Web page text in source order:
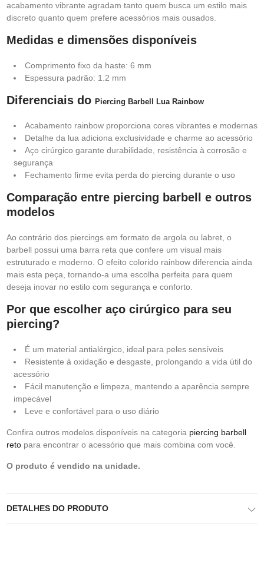
acabamento vibrante agradam tanto quem busca um estilo mais
discreto quanto quem prefere acessórios mais ousados.
Medidas e dimensões disponíveis
Comprimento fixo da haste: 6 mm
Espessura padrão: 1.2 mm
Diferenciais do Piercing Barbell Lua Rainbow
Acabamento rainbow proporciona cores vibrantes e modernas
Detalhe da lua adiciona exclusividade e charme ao acessório
Aço cirúrgico garante durabilidade, resistência à corrosão e
segurança
Fechamento firme evita perda do piercing durante o uso
Comparação entre piercing barbell e outros
modelos
Ao contrário dos piercings em formato de argola ou labret, o
barbell possui uma barra reta que confere um visual mais
estruturado e moderno. O efeito colorido rainbow diferencia ainda
mais esta peça, tornando-a uma escolha perfeita para quem
deseja inovar no estilo com segurança e conforto.
Por que escolher aço cirúrgico para seu
piercing?
É um material antialérgico, ideal para peles sensíveis
Resistente à oxidação e desgaste, prolongando a vida útil do
acessório
Fácil manutenção e limpeza, mantendo a aparência sempre
impecável
Leve e confortável para o uso diário
Confira outros modelos disponíveis na categoria piercing barbell
reto para encontrar o acessório que mais combina com você.
O produto é vendido na unidade.
DETALHES DO PRODUTO